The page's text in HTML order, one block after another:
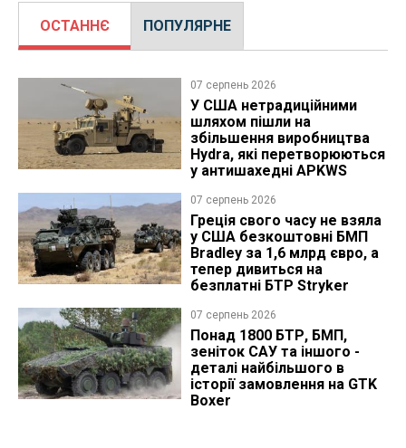
ОСТАННЄ ПОПУЛЯРНЕ
07 серпень 2026
У США нетрадиційними
шляхом пішли на
збільшення виробництва
Hydra, які перетворюються
у антишахедні APKWS
07 серпень 2026
Греція свого часу не взяла
у США безкоштовні БМП
Bradley за 1,6 млрд євро, а
тепер дивиться на
безплатні БТР Stryker
07 серпень 2026
Понад 1800 БТР, БМП,
зеніток САУ та іншого -
деталі найбільшого в
історії замовлення на GTK
Boxer